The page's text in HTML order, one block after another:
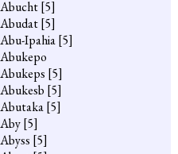
Abucht[5]
Abudat[5]
Abu-Ipahia[5]
Abukepo
Abukeps [5]
Abukesb [5]
Abutaka[5]
Aby[5]
Abyss [5]